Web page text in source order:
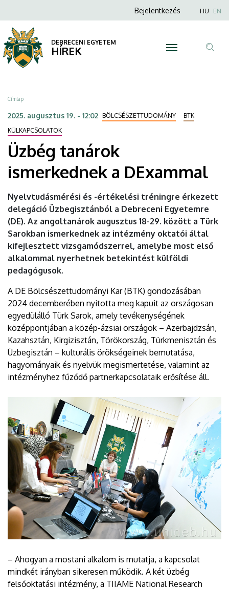
tanárok
ismerkednek
DExammal
DEBRECENI
EGYETEM
a
tartalomra
Anonim
menüje
Bejelentkezés HU EN
DEBRECENI EGYETEM
HÍREK
Morzsa
Címlap
2025. augusztus 19. - 12:02 BÖLCSÉSZETTUDOMÁNY
BTK
KÜLKAPCSOLATOK
Üzbég tanárok
ismerkednek a DExammal
Nyelvtudásmérési és -értékelési tréningre érkezett
delegáció Üzbegisztánból a Debreceni Egyetemre
(DE). Az angoltanárok augusztus 18-29. között a Türk
Sarokban ismerkednek az intézmény oktatói által
kifejlesztett vizsgamódszerrel, amelybe most első
alkalommal nyerhetnek betekintést külföldi
pedagógusok.
A DE Bölcsészettudományi Kar (BTK) gondozásában
2024 decemberében nyitotta meg kapuit az országosan
egyedülálló Türk Sarok, amely tevékenységének
középpontjában a közép-ázsiai országok – Azerbajdzsán,
Kazahsztán, Kirgizisztán, Törökország, Türkmenisztán és
Üzbegisztán – kulturális örökségeinek bemutatása,
hagyományaik és nyelvük megismertetése, valamint az
intézményhez fűződő partnerkapcsolataik erősítése áll.
– Ahogyan a mostani alkalom is mutatja, a kapcsolat
mindkét irányban sikeresen működik. A két üzbég
felsőoktatási intézmény, a TIIAME National Research